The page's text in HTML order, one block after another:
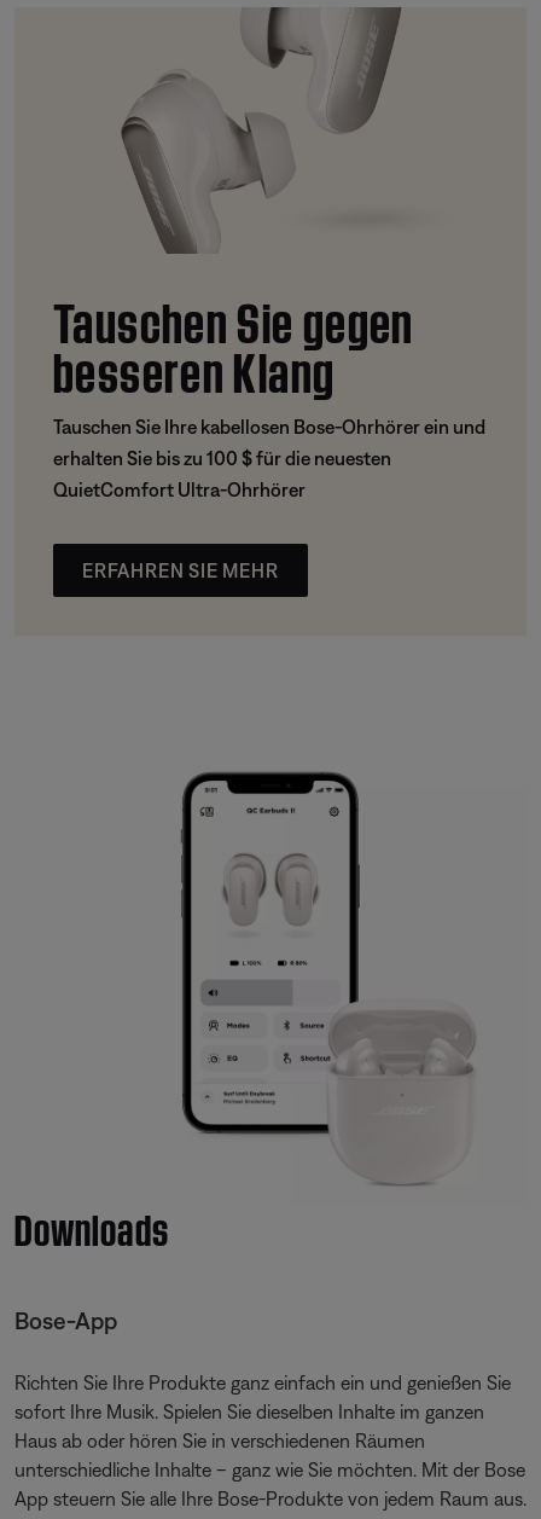
Tauschen Sie gegen
besseren Klang
Tauschen Sie Ihre kabellosen Bose-Ohrhörer ein und
erhalten Sie bis zu 100 $ für die neuesten
QuietComfort Ultra-Ohrhörer
ERFAHREN SIE MEHR
Downloads
Bose-App
Richten Sie Ihre Produkte ganz einfach ein und genießen Sie
sofort Ihre Musik. Spielen Sie dieselben Inhalte im ganzen
Haus ab oder hören Sie in verschiedenen Räumen
unterschiedliche Inhalte – ganz wie Sie möchten. Mit der Bose
App steuern Sie alle Ihre Bose-Produkte von jedem Raum aus.